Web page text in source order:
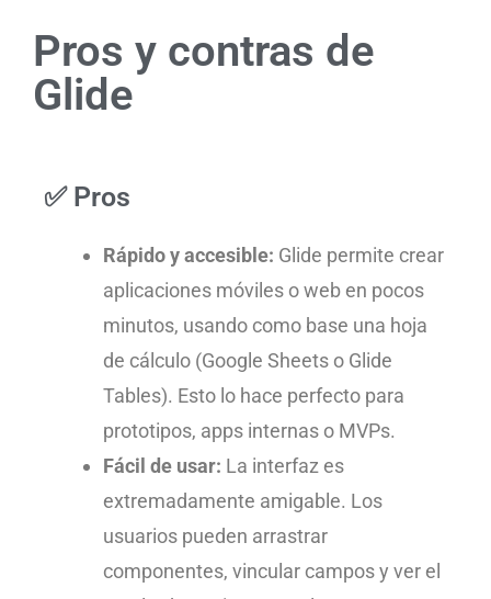
Pros y contras de
Glide
✅ Pros
Rápido y accesible: Glide permite crear
aplicaciones móviles o web en pocos
minutos, usando como base una hoja
de cálculo (Google Sheets o Glide
Tables). Esto lo hace perfecto para
prototipos, apps internas o MVPs.
Fácil de usar: La interfaz es
extremadamente amigable. Los
usuarios pueden arrastrar
componentes, vincular campos y ver el